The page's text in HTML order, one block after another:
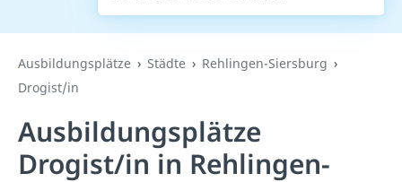
Ausbildungsplätze Städte
Rehlingen-Siersburg
Drogist/in
Ausbildungsplätze
Drogist/in in Rehlingen-